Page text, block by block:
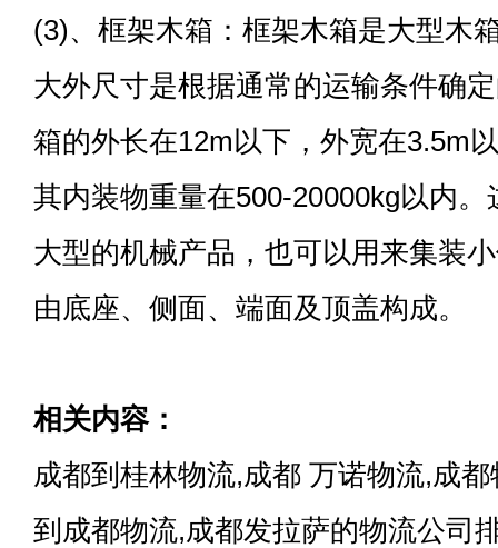
(3)、框架木箱：框架木箱是大型木
大外尺寸是根据通常的运输条件确
箱的外长在12m以下，外宽在3.5m
其内装物重量在500-20000kg以内
大型的机械产品，也可以用来集装
由底座、侧面、端面及顶盖构成。
相关内容：
成都到桂林物流,成都 万诺物流,成
到成都物流,成都发拉萨的物流公司